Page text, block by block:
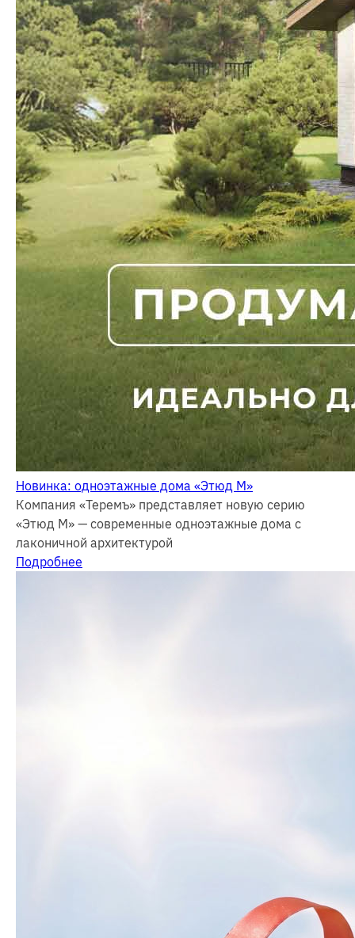
Новинка: одноэтажные дома «Этюд М»
Компания «Теремъ» представляет новую серию
«Этюд М» — современные одноэтажные дома с
лаконичной архитектурой
Подробнее